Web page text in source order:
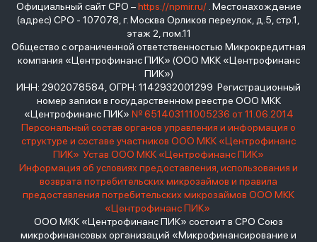
Официальный сайт СРО –https://npmir.ru/. Местонахождение
(адрес) СРО - 107078, г. Москва Орликов переулок, д.5, стр.1,
этаж 2, пом.11
Общество с ограниченной ответственностью Микрокредитная
компания «Центрофинанс ПИК» (ООО МКК «Центрофинанс
ПИК»)
ИНН: 2902078584, ОГРН: 1142932001299 Регистрационный
номер записи в государственном реестре ООО МКК
«Центрофинанс ПИК» № 651403111005236 от 11.06.2014
Персональный состав органов управления и информация о
структуре и составе участников ООО МКК «Центрофинанс
ПИК» Устав ООО МКК «Центрофинанс ПИК»
Информация об условиях предоставления, использования и
возврата потребительских микрозаймов и правила
предоставления потребительских микрозаймов ООО МКК
«Центрофинанс ПИК»
ООО МКК «Центрофинанс ПИК» состоит в СРО Союз
микрофинансовых организаций «Микрофинансирование и